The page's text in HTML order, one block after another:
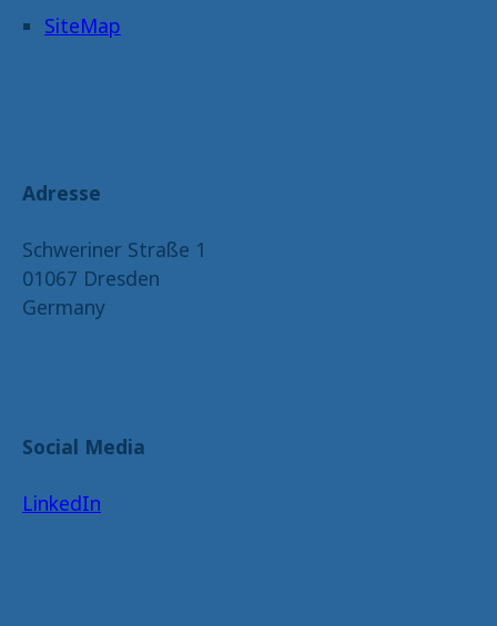
SiteMap
Adresse
Schweriner Straße 1
01067 Dresden
Germany
Social Media
LinkedIn